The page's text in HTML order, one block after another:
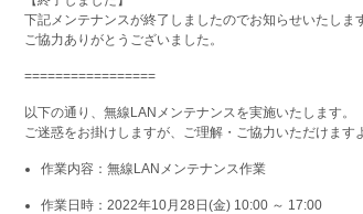
下記メンテナンスが終了しましたのでお知らせいたしま
ご協力ありがとうございました。
=================
以下の通り、無線LANメンテナンスを実施いたします。
ご迷惑をお掛けしますが、ご理解・ご協力いただけます
作業内容：無線LANメンテナンス作業
作業日時：2022年10月28日(金) 10:00 ～ 17:00